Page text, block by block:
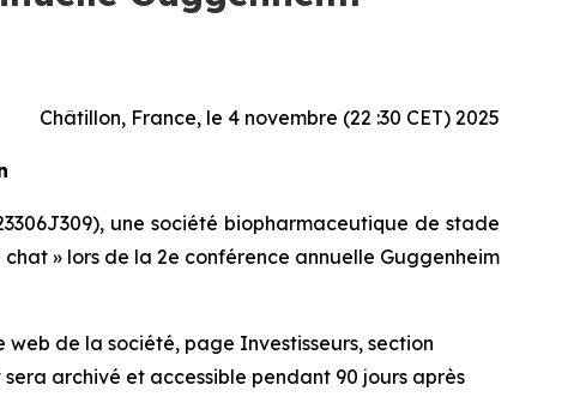
Châtillon, France, le 4 novembre (22 :30 CET) 2025
une société biopharmaceutique de stade
» lors de la 2e conférence annuelle Guggenheim
de la société, page Investisseurs, section
sera archivé et accessible pendant 90 jours après